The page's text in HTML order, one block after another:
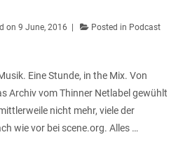
on 9 June, 2016 Posted in Podcast
Eine Stunde, in the Mix. Von
Archiv vom Thinner Netlabel gewühlt
nicht mehr, viele der
wie vor bei scene.org. Alles …